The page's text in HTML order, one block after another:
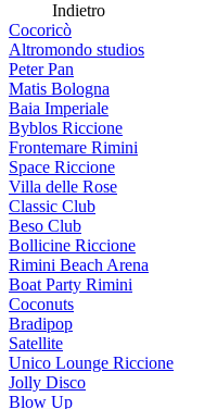
Indietro
Cocoricò
Altromondo studios
Peter Pan
Matis Bologna
Baia Imperiale
Byblos Riccione
Frontemare Rimini
Space Riccione
Villa delle Rose
Classic Club
Beso Club
Bollicine Riccione
Rimini Beach Arena
Boat Party Rimini
Coconuts
Bradipop
Satellite
Unico Lounge Riccione
Jolly Disco
Blow Up